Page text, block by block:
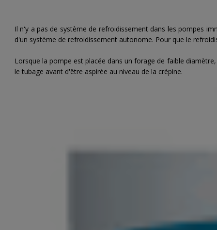
Il n'y a pas de système de refroidissement dans les pompes
d'un système de refroidissement autonome. Pour que le
Lorsque la pompe est placée dans un forage de faible
le tubage avant d'être aspirée au niveau de la crépine.